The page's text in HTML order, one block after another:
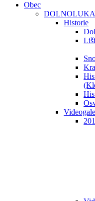
Obec
Historie